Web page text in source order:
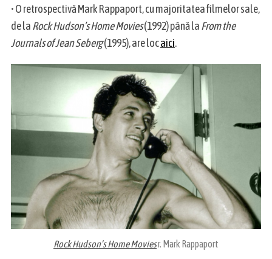
• O retrospectivă Mark Rappaport, cu majoritatea filmelor sale,
de laRock Hudson’s Home Movies(1992) până laFrom the
Journals of Jean Seberg(1995), are locaici.
Rock Hudson’s Home Moviesr. Mark Rappaport